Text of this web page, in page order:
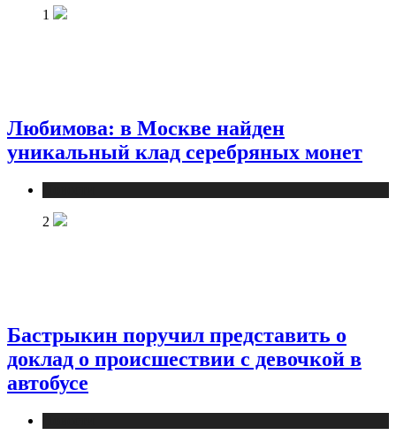
1
Любимова: в Москве найден
уникальный клад серебряных монет
2
Бастрыкин поручил представить о
доклад о происшествии с девочкой в
автобусе